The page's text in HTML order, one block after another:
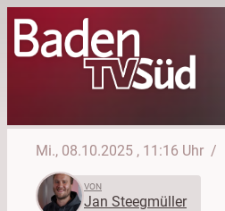
Mi., 08.10.2025 , 11:16 Uhr /
VON
Jan Steegmüller